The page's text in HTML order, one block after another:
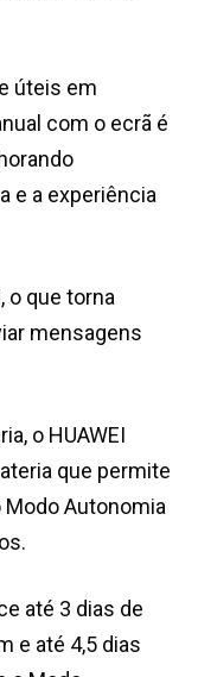
úteis em
com o ecrã é
e a experiência
o que torna
mensagens
o HUAWEI
que permite
Modo Autonomia
até 3 dias de
e até 4,5 dias